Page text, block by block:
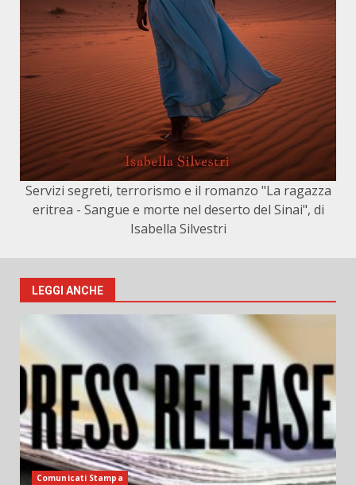
Servizi segreti, terrorismo e il romanzo "La ragazza
eritrea - Sangue e morte nel deserto del Sinai", di
Isabella Silvestri
LEGGI ANCHE
Comunicati Stampa